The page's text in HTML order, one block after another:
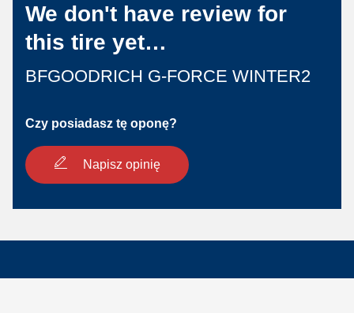
We don't have review for
this tire yet…
BFGOODRICH G-FORCE WINTER2
Czy posiadasz tę oponę?
Napisz opinię